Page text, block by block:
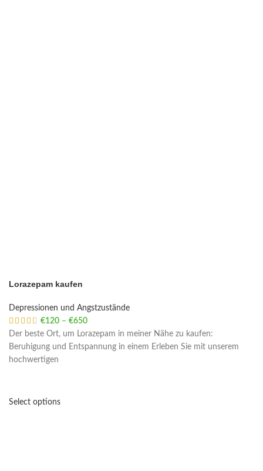
Lorazepam kaufen
Depressionen und Angstzustände
€120 – €650
Der beste Ort, um Lorazepam in meiner Nähe zu kaufen:
Beruhigung und Entspannung in einem Erleben Sie mit unserem
hochwertigen
Select options